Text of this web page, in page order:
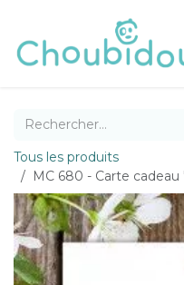
Tous les produits
MC 680 - Carte